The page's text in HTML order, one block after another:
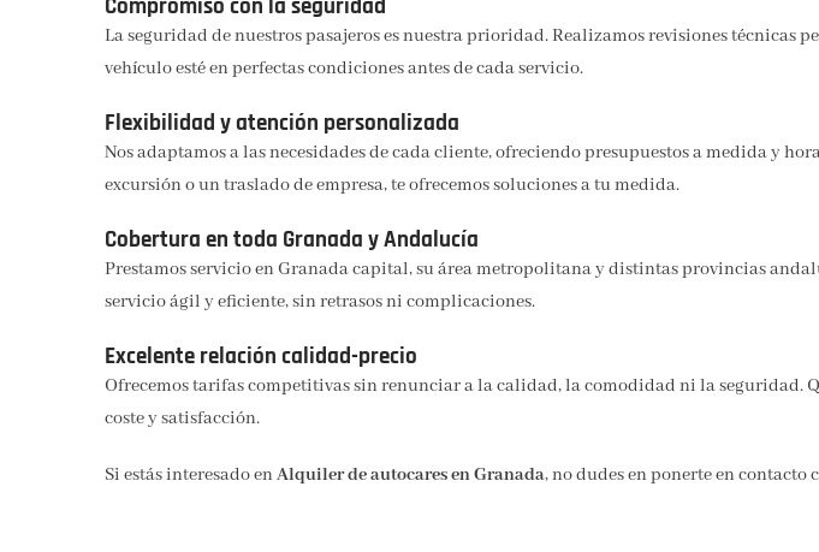
Compromiso con la seguridad
La seguridad de nuestros pasajeros es nuestra prioridad. Realizamos revisiones
vehículo esté en perfectas condiciones antes de cada servicio.
Flexibilidad y atención personalizada
Nos adaptamos a las necesidades de cada cliente, ofreciendo presupuestos a medida y
excursión o un traslado de empresa, te ofrecemos soluciones a tu medida.
Cobertura en toda Granada y Andalucía
Prestamos servicio en Granada capital, su área metropolitana y distintas provincias
servicio ágil y eficiente, sin retrasos ni complicaciones.
Excelente relación calidad-precio
Ofrecemos tarifas competitivas sin renunciar a la calidad, la comodidad ni la seguridad.
coste y satisfacción.
Si estás interesado enAlquiler de autocares en Granada, no dudes en ponerte en